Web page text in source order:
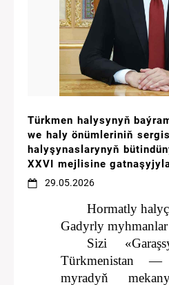
Türkmen halysynyň
we haly önümleriniň
halyşynaslarynyň
XXVI mejlisine
29.05.2026
Hormatly
Gadyrly
Sizi
Türkmenistan
myradyň